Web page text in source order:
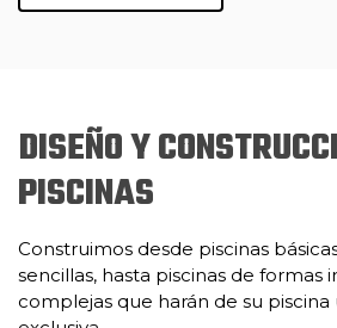
DISEÑO Y
PISCINAS
Construimos desde piscinas
sencillas, hasta piscinas de formas
complejas que harán de su piscina